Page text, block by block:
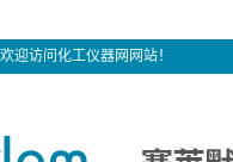
欢迎访问化工仪器网网站！